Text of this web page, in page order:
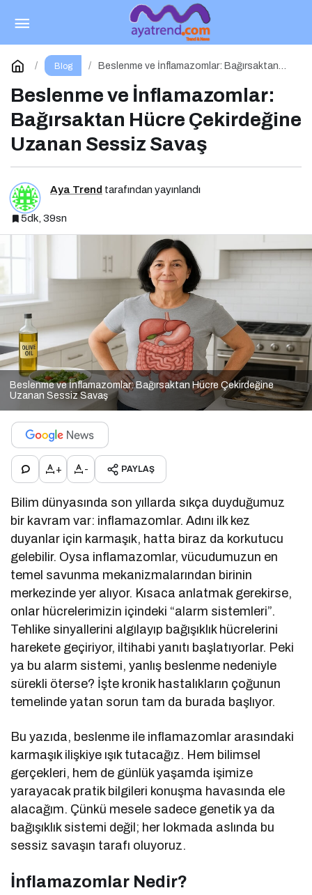
Blog
Beslenme ve İnflamazomlar: Bağırsaktan
Beslenme ve İnflamazomlar:
Bağırsaktan Hücre Çekirdeğine
Uzanan Sessiz Savaş
Aya Trend tarafından yayınlandı
5dk, 39sn
Beslenme ve İnflamazomlar: Bağırsaktan Hücre Çekirdeğine
Uzanan Sessiz Savaş
+ - PAYLAŞ
Bilim dünyasında son yıllarda sıkça duyduğumuz
bir kavram var: inflamazomlar. Adını ilk kez
duyanlar için karmaşık, hatta biraz da korkutucu
gelebilir. Oysa inflamazomlar, vücudumuzun en
temel savunma mekanizmalarından birinin
merkezinde yer alıyor. Kısaca anlatmak gerekirse,
onlar hücrelerimizin içindeki “alarm sistemleri”.
Tehlike sinyallerini algılayıp bağışıklık hücrelerini
harekete geçiriyor, iltihabi yanıtı başlatıyorlar. Peki
ya bu alarm sistemi, yanlış beslenme nedeniyle
sürekli öterse? İşte kronik hastalıkların çoğunun
temelinde yatan sorun tam da burada başlıyor.
Bu yazıda, beslenme ile inflamazomlar arasındaki
karmaşık ilişkiye ışık tutacağız. Hem bilimsel
gerçekleri, hem de günlük yaşamda işimize
yarayacak pratik bilgileri konuşma havasında ele
alacağım. Çünkü mesele sadece genetik ya da
bağışıklık sistemi değil; her lokmada aslında bu
sessiz savaşın tarafı oluyoruz.
İnflamazomlar Nedir?
Exerkineler ve Beslenme Etkileşimi: Metabolik
Sağlıkta Yeni Bir Perspektif
Yorum Yap